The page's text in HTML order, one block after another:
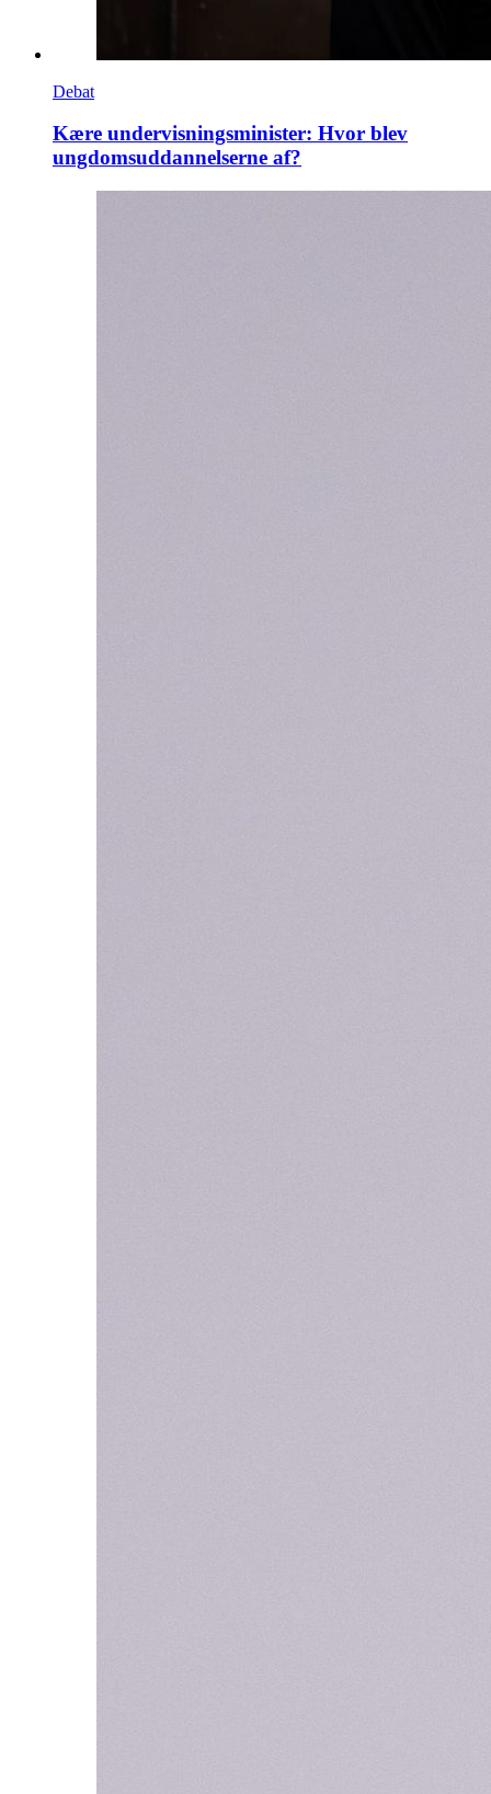
Debat
Kære undervisningsminister: Hvor blev
ungdomsuddannelserne af?